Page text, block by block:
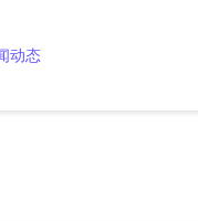
动态